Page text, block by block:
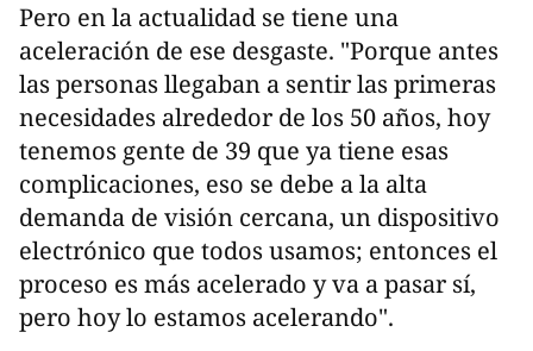
Pero en la actualidad se tiene una
aceleración de ese desgaste. "Porque antes
las personas llegaban a sentir las primeras
necesidades alrededor de los 50 años, hoy
tenemos gente de 39 que ya tiene esas
complicaciones, eso se debe a la alta
demanda de visión cercana, un dispositivo
electrónico que todos usamos; entonces el
proceso es más acelerado y va a pasar sí,
pero hoy lo estamos acelerando".